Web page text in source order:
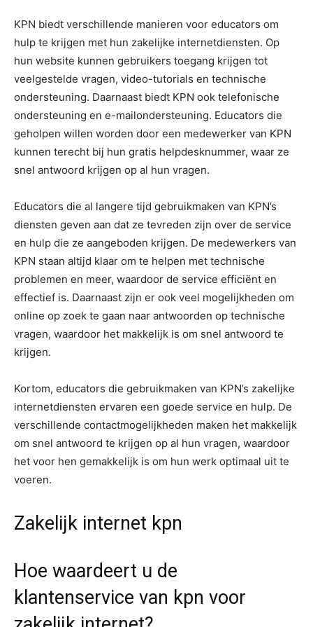
KPN biedt verschillende manieren voor educators om
hulp te krijgen met hun zakelijke internetdiensten. Op
hun website kunnen gebruikers toegang krijgen tot
veelgestelde vragen, video-tutorials en technische
ondersteuning. Daarnaast biedt KPN ook telefonische
ondersteuning en e-mailondersteuning. Educators die
geholpen willen worden door een medewerker van KPN
kunnen terecht bij hun gratis helpdesknummer, waar ze
snel antwoord krijgen op al hun vragen.
Educators die al langere tijd gebruikmaken van KPN’s
diensten geven aan dat ze tevreden zijn over de service
en hulp die ze aangeboden krijgen. De medewerkers van
KPN staan altijd klaar om te helpen met technische
problemen en meer, waardoor de service efficiënt en
effectief is. Daarnaast zijn er ook veel mogelijkheden om
online op zoek te gaan naar antwoorden op technische
vragen, waardoor het makkelijk is om snel antwoord te
krijgen.
Kortom, educators die gebruikmaken van KPN’s zakelijke
internetdiensten ervaren een goede service en hulp. De
verschillende contactmogelijkheden maken het makkelijk
om snel antwoord te krijgen op al hun vragen, waardoor
het voor hen gemakkelijk is om hun werk optimaal uit te
voeren.
Zakelijk internet kpn
Hoe waardeert u de
klantenservice van kpn voor